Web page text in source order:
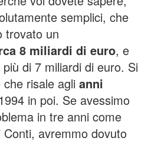
semplici, che
trovato un
8 miliardi di euro, e
di 7 miliardi di euro. Si
risale agli anni
in poi. Se avessimo
in tre anni come
avremmo dovuto